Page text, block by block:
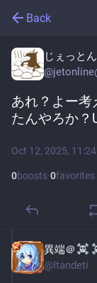
Back
じぇっとん
@
あれ？よー考
たんやろか？
Oct 12, 2025,
0boosts·0favorites
異端＠
@Itandeti